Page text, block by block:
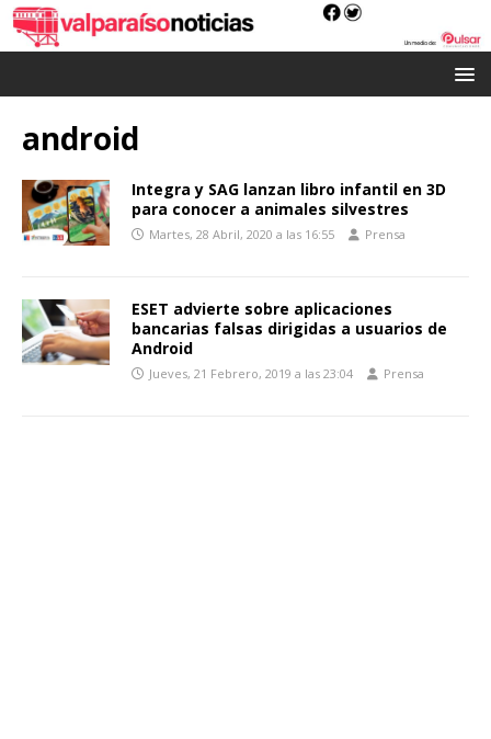
android
Integra y SAG lanzan libro infantil en 3D
para conocer a animales silvestres
Martes, 28 Abril, 2020 a las 16:55 Prensa
ESET advierte sobre aplicaciones
bancarias falsas dirigidas a usuarios de
Android
Jueves, 21 Febrero, 2019 a las 23:04 Prensa